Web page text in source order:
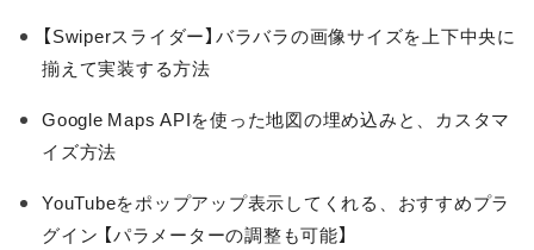
【Swiperスライダー】バラバラの画像サイズを上下中央に
揃えて実装する方法
Google Maps APIを使った地図の埋め込みと、カスタマ
イズ方法
YouTubeをポップアップ表示してくれる、おすすめプラ
グイン 【パラメーターの調整も可能】